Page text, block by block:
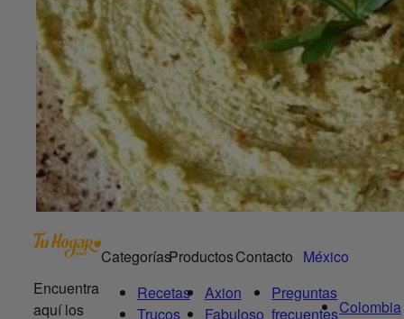
Encuentra
aquí los
Categorías
Recetas
Trucos
Productos
Axion
Fabuloso
Contacto
Preguntas
frecuentes
México
Colombia